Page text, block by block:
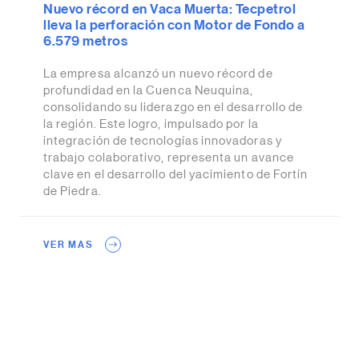
Nuevo récord en Vaca Muerta: Tecpetrol
lleva la perforación con Motor de Fondo a
6.579 metros
La empresa alcanzó un nuevo récord de
profundidad en la Cuenca Neuquina,
consolidando su liderazgo en el desarrollo de
la región. Este logro, impulsado por la
integración de tecnologías innovadoras y
trabajo colaborativo, representa un avance
clave en el desarrollo del yacimiento de Fortín
de Piedra.
VER MAS